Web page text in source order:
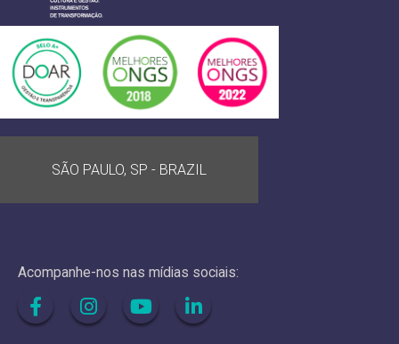
SÃO PAULO, SP - BRAZIL
Acompanhe-nos nas mídias sociais: